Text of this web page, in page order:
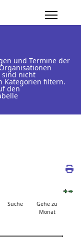
und Termine der
sind nicht
Kategorien filtern.
den
Suche
Gehe zu
Monat